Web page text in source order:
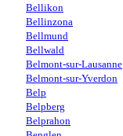
Bellikon
Bellinzona
Bellmund
Bellwald
Belmont-sur-Lausanne
Belmont-sur-Yverdon
Belp
Belpberg
Belprahon